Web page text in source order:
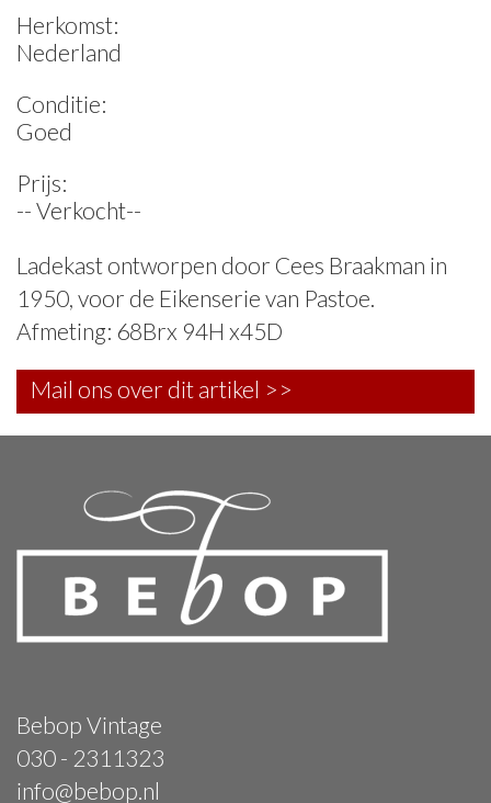
Herkomst:
Nederland
Conditie:
Goed
Prijs:
-- Verkocht--
Ladekast ontworpen door Cees Braakman in
1950, voor de Eikenserie van Pastoe.
Afmeting: 68Brx 94H x45D
Mail ons over dit artikel >>
Bebop Vintage
030 - 2311323
info@bebop.nl